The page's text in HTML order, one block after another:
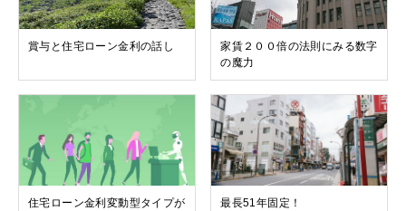
賞与と住宅ローン金利の話し
家賃２００倍の法則にみる数字
の魔力
住宅ローン金利変動型タイプが
最長51年固定！